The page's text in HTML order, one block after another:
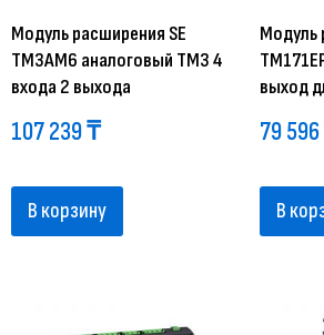
Модуль расширения SE
TM3AM6 аналоговый ТМ3 4
входа 2 выхода
107 239₸
В корзину
Модуль
выход
79 596
В